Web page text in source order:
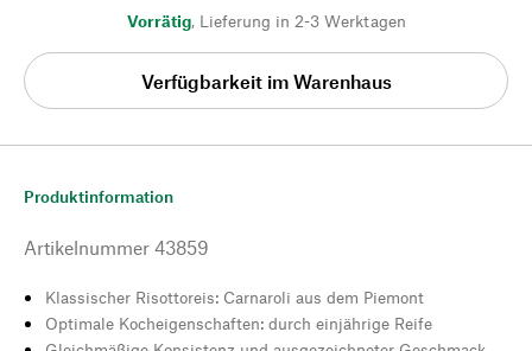
Vorrätig, Lieferung in 2-3 Werktagen
Verfügbarkeit im Warenhaus
Produktinformation
Artikelnummer 43859
Klassischer Risottoreis: Carnaroli aus dem Piemont
Optimale Kocheigenschaften: durch einjährige Reife